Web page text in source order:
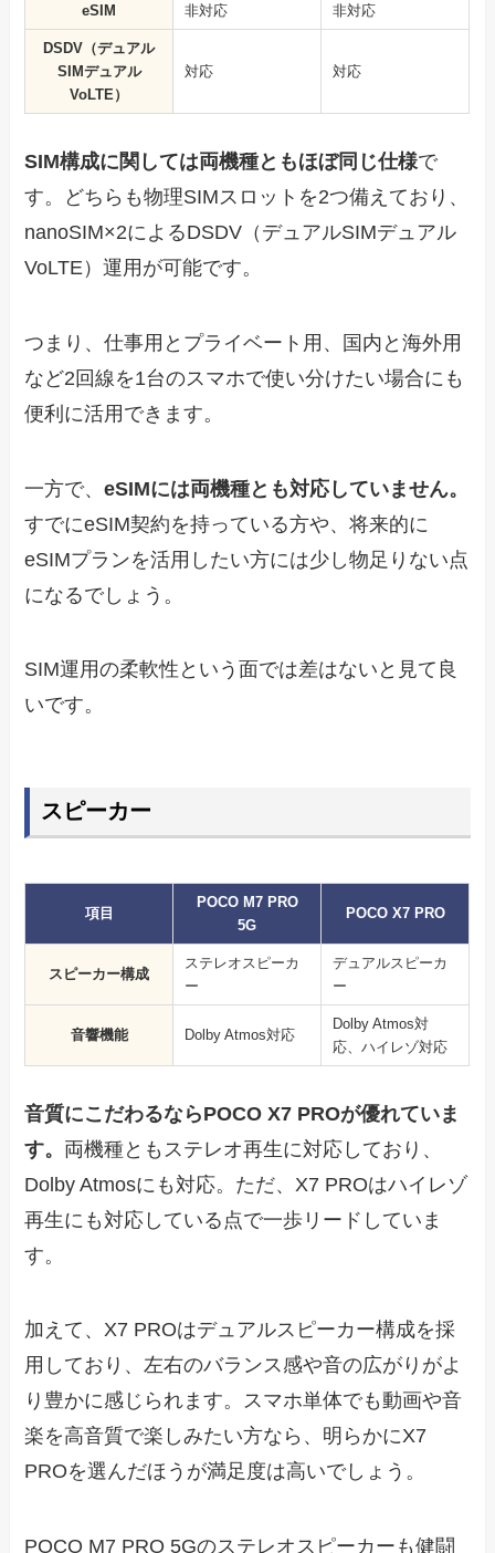
eSIM 非対応 非対応
DSDV（デュアル
SIMデュアル
VoLTE）
対応 対応
SIM構成に関しては両機種ともほぼ同じ仕様で
す。どちらも物理SIMスロットを2つ備えており、
nanoSIM×2によるDSDV（デュアルSIMデュアル
VoLTE）運用が可能です。
つまり、仕事用とプライベート用、国内と海外用
など2回線を1台のスマホで使い分けたい場合にも
便利に活用できます。
一方で、eSIMには両機種とも対応していません。
すでにeSIM契約を持っている方や、将来的に
eSIMプランを活用したい方には少し物足りない点
になるでしょう。
SIM運用の柔軟性という面では差はないと見て良
いです。
スピーカー
項目
POCO M7 PRO
5G
POCO X7 PRO
スピーカー構成
ステレオスピーカ
ー
デュアルスピーカ
ー
音響機能 Dolby Atmos対応
Dolby Atmos対
応、ハイレゾ対応
音質にこだわるならPOCO X7 PROが優れていま
す。 両機種ともステレオ再生に対応しており、
Dolby Atmosにも対応。ただ、X7 PROはハイレゾ
再生にも対応している点で一歩リードしていま
す。
加えて、X7 PROはデュアルスピーカー構成を採
用しており、左右のバランス感や音の広がりがよ
り豊かに感じられます。スマホ単体でも動画や音
楽を高音質で楽しみたい方なら、明らかにX7
PROを選んだほうが満足度は高いでしょう。
POCO M7 PRO 5Gのステレオスピーカーも健闘